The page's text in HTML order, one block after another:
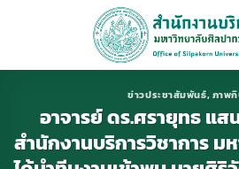
เนื้อหา
ข่าวประชาสัมพันธ์,ภาพ
อาจารย์ ดร.ศรายุทธ แ
สำนักงานบริการวิชาการ ม